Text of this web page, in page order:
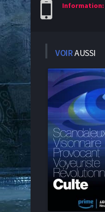
Information:
VOIRAUSSI